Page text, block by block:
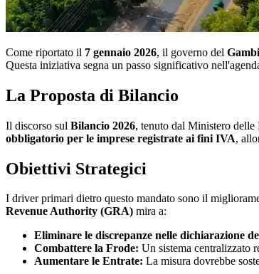
Come riportato il 7 gennaio 2026, il governo del
Questa iniziativa segna un passo significativo
La Proposta di Bilancio
Il discorso sul Bilancio 2026, tenuto dal Ministero delle
obbligatorio per le imprese registrate ai fini IVA,
Obiettivi Strategici
I driver primari dietro questo mandato sono il
Revenue Authority (GRA) mira a:
Eliminare le discrepanze nelle dichiarazione
Combattere la Frode: Un sistema centralizzato
Aumentare le Entrate: La misura dovrebbe